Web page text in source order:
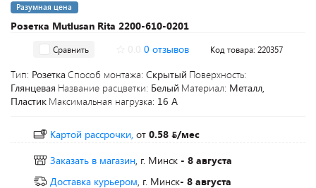
Розетка Mutlusan Rita 2200-610-0201
Разумная цена
Сравнить 0 отзывов Код товара: 220357
Тип: РозеткаСпособ монтажа: Скрытый Поверхность:
Глянцевая Название расцветки: Белый Материал: Металл,
Пластик Максимальная нагрузка: 16 А
Картой рассрочки, от 0.58
/мес
Заказать в магазин, г. Минск - 8 августа
Доставка курьером, г. Минск- 8 августа